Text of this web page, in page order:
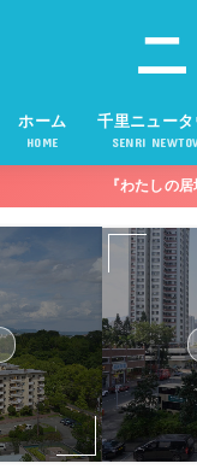
ホーム
HOME
千里ニュータ
SENRI
『わたしの